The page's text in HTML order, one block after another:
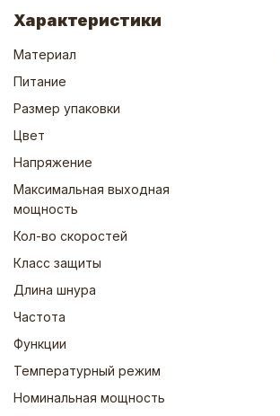
Характеристики
Материал
Питание
Размер упаковки
Цвет
Напряжение
Максимальная выходная
мощность
Кол-во скоростей
Класс защиты
Длина шнура
Частота
Функции
Температурный режим
Номинальная мощность